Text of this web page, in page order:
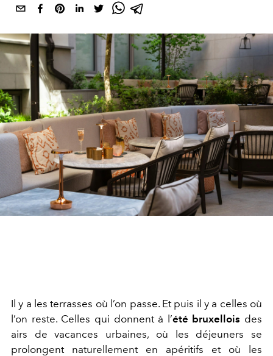
Il y a les terrasses où l’on passe. Et puis il y a celles où
l’on reste. Celles qui donnent à l’été bruxellois des
airs de vacances urbaines, où les déjeuners se
prolongent naturellement en apéritifs et où les